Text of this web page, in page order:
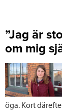
”Jag är
om mig
öga. Kort